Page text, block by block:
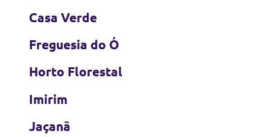
Casa Verde
Freguesia do Ó
Horto Florestal
Imirim
Jaçanã